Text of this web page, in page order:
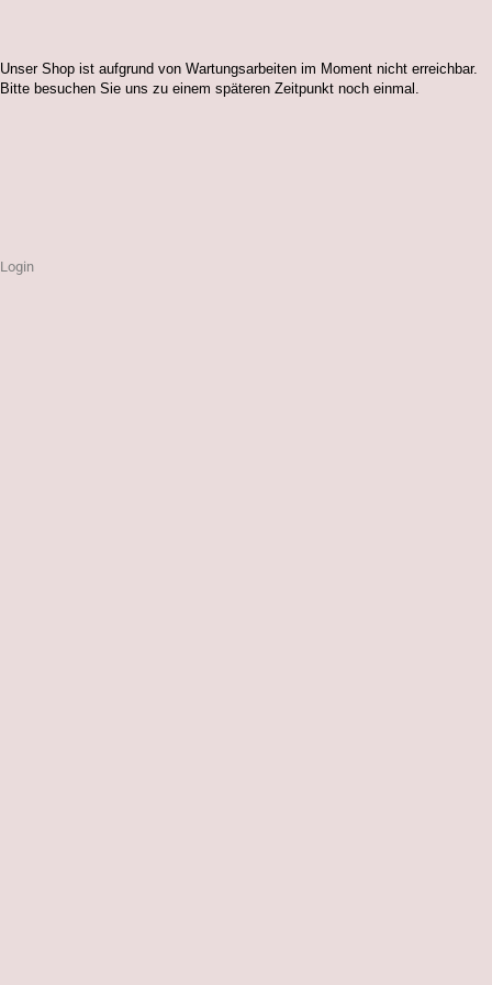
Unser Shop ist aufgrund von Wartungsarbeiten im Moment nicht erreichbar.
Bitte besuchen Sie uns zu einem späteren Zeitpunkt noch einmal.
Login